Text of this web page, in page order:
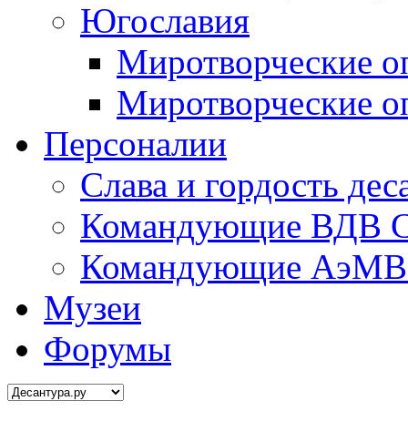
Югославия
Миротворческие
Миротворческие
Персоналии
Слава и гордость
Командующие ВДВ
Командующие АэМВ
Музеи
Форумы